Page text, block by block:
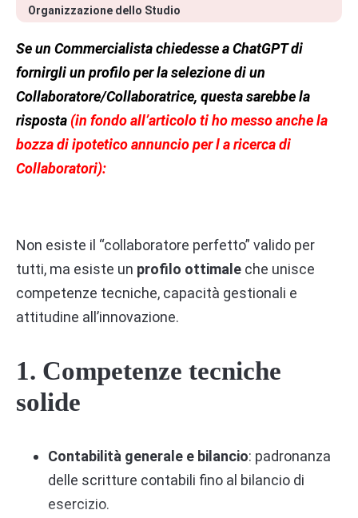
Organizzazione dello Studio
Se un Commercialista chiedesse a ChatGPT di
fornirgli un profilo per la selezione di un
Collaboratore/Collaboratrice, questa sarebbe la
risposta (in fondo all’articolo ti ho messo anche la
bozza di ipotetico annuncio per l a ricerca di
Collaboratori):
Non esiste il “collaboratore perfetto” valido per
tutti, ma esiste un profilo ottimale che unisce
competenze tecniche, capacità gestionali e
attitudine all’innovazione.
1. Competenze tecniche
solide
Contabilità generale e bilancio: padronanza
delle scritture contabili fino al bilancio di
esercizio.